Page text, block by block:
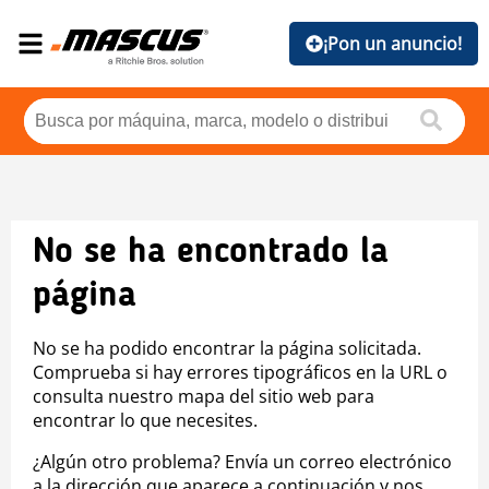
¡Pon un anuncio!
No se ha encontrado la
página
No se ha podido encontrar la página solicitada.
Comprueba si hay errores tipográficos en la URL o
consulta nuestro mapa del sitio web para
encontrar lo que necesites.
¿Algún otro problema? Envía un correo electrónico